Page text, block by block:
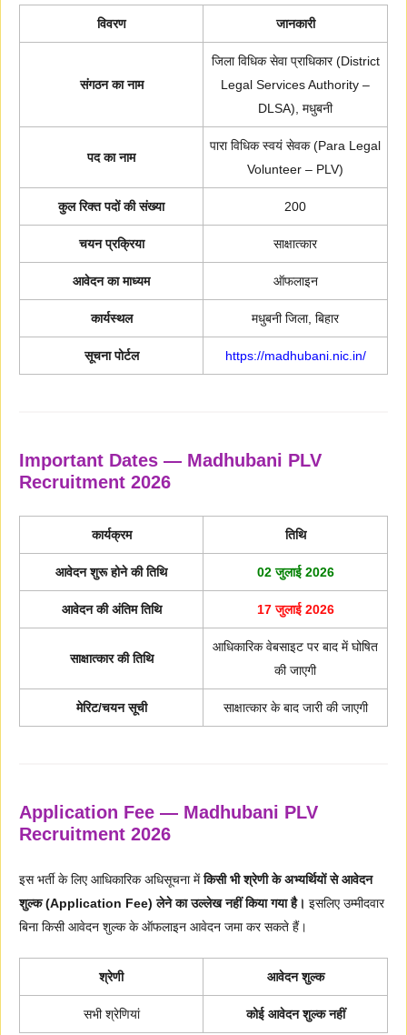
विवरण जानकारी
संगठन का नाम
जिला विधिक सेवा प्राधिकार (District
Legal Services Authority –
DLSA), मधुबनी
पद का नाम
पारा विधिक स्वयं सेवक (Para Legal
Volunteer – PLV)
कुल रिक्त पदों की संख्या 200
चयन प्रक्रिया साक्षात्कार
आवेदन का माध्यम ऑफलाइन
कार्यस्थल मधुबनी जिला, बिहार
सूचना पोर्टल https://madhubani.nic.in/
Important Dates — Madhubani PLV
Recruitment 2026
कार्यक्रम तिथि
आवेदन शुरू होने की तिथि 02 जुलाई 2026
आवेदन की अंतिम तिथि 17 जुलाई 2026
साक्षात्कार की तिथि
आधिकारिक वेबसाइट पर बाद में घोषित
की जाएगी
मेरिट/चयन सूची साक्षात्कार के बाद जारी की जाएगी
Application Fee — Madhubani PLV
Recruitment 2026
इस भर्ती के लिए आधिकारिक अधिसूचना मेंकिसी भी श्रेणी के अभ्यर्थियों से आवेदन
शुल्क (Application Fee) लेने का उल्लेख नहीं किया गया है। इसलिए उम्मीदवार
बिना किसी आवेदन शुल्क के ऑफलाइन आवेदन जमा कर सकते हैं।
श्रेणी आवेदन शुल्क
सभी श्रेणियां कोई आवेदन शुल्क नहीं